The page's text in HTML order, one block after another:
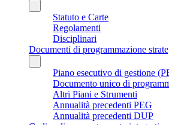
Statuto e Carte
Regolamenti
Disciplinari
Documenti di programmazione
Piano esecutivo di gestione
Documento unico di
Altri Piani e Strumenti
Annualità precedenti PEG
Annualità precedenti DUP